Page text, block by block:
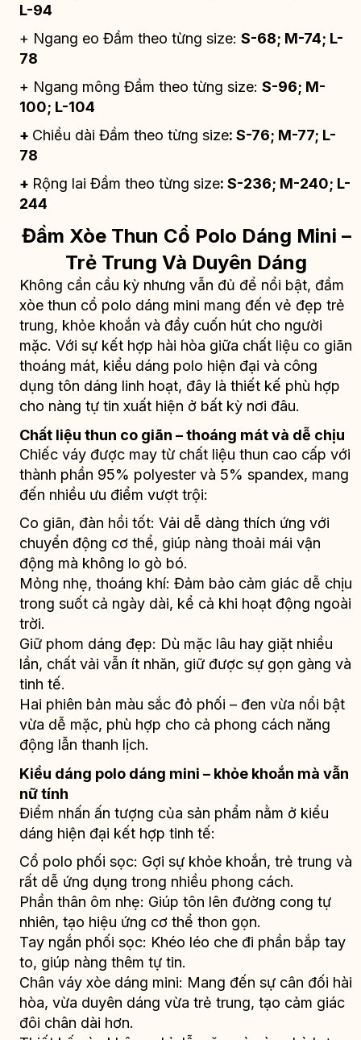
L-94
+ Ngang eo Đầm theo từng size:S-68; M-74; L-
78
+ Ngang mông Đầm theo từng size:S-96; M-
100; L-104
+ Chiều dài Đầm theo từng size: S-76; M-77; L-
78
+ Rộng lai Đầm theo từng size: S-236; M-240; L-
244
Đầm Xòe Thun Cổ Polo Dáng Mini –
Trẻ Trung Và Duyên Dáng
Không cần cầu kỳ nhưng vẫn đủ để nổi bật, đầm
xòe thun cổ polo dáng mini mang đến vẻ đẹp trẻ
trung, khỏe khoắn và đầy cuốn hút cho người
mặc. Với sự kết hợp hài hòa giữa chất liệu co giãn
thoáng mát, kiểu dáng polo hiện đại và công
dụng tôn dáng linh hoạt, đây là thiết kế phù hợp
cho nàng tự tin xuất hiện ở bất kỳ nơi đâu.
Chất liệu thun co giãn – thoáng mát và dễ chịu
Chiếc váy được may từ chất liệu thun cao cấp với
thành phần 95% polyester và 5% spandex, mang
đến nhiều ưu điểm vượt trội:
Co giãn, đàn hồi tốt: Vải dễ dàng thích ứng với
chuyển động cơ thể, giúp nàng thoải mái vận
động mà không lo gò bó.
Mỏng nhẹ, thoáng khí: Đảm bảo cảm giác dễ chịu
trong suốt cả ngày dài, kể cả khi hoạt động ngoài
trời.
Giữ phom dáng đẹp: Dù mặc lâu hay giặt nhiều
lần, chất vải vẫn ít nhăn, giữ được sự gọn gàng và
tinh tế.
Hai phiên bản màu sắc đỏ phối – đen vừa nổi bật
vừa dễ mặc, phù hợp cho cả phong cách năng
động lẫn thanh lịch.
Kiểu dáng polo dáng mini – khỏe khoắn mà vẫn
nữ tính
Điểm nhấn ấn tượng của sản phẩm nằm ở kiểu
dáng hiện đại kết hợp tinh tế:
Cổ polo phối sọc: Gợi sự khỏe khoắn, trẻ trung và
rất dễ ứng dụng trong nhiều phong cách.
Phần thân ôm nhẹ: Giúp tôn lên đường cong tự
nhiên, tạo hiệu ứng cơ thể thon gọn.
Tay ngắn phối sọc: Khéo léo che đi phần bắp tay
to, giúp nàng thêm tự tin.
Chân váy xòe dáng mini: Mang đến sự cân đối hài
hòa, vừa duyên dáng vừa trẻ trung, tạo cảm giác
đôi chân dài hơn.